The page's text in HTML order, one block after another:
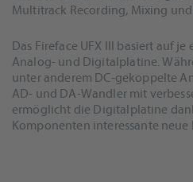
Management
Multitrack Recording, Mixing
Das Fireface UFX III basiert auf
Analog- und Digitalplatine.
unter anderem DC-gekoppelte
AD- und DA-Wandler mit
ermöglicht die Digitalplatine
Komponenten interessante neue